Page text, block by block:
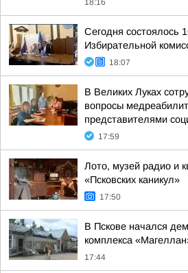
18:16
Сегодня состоялось
Избирательной
18:07
В Великих Луках
вопросы
представителями
17:59
Лото, музей радио и
«Псковских каникул»
17:50
В Пскове начался
комплекса
17:44